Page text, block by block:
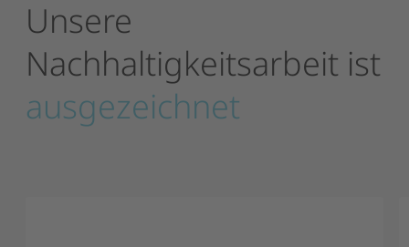
Unsere
Nachhaltigkeitsarbeit ist
ausgezeichnet